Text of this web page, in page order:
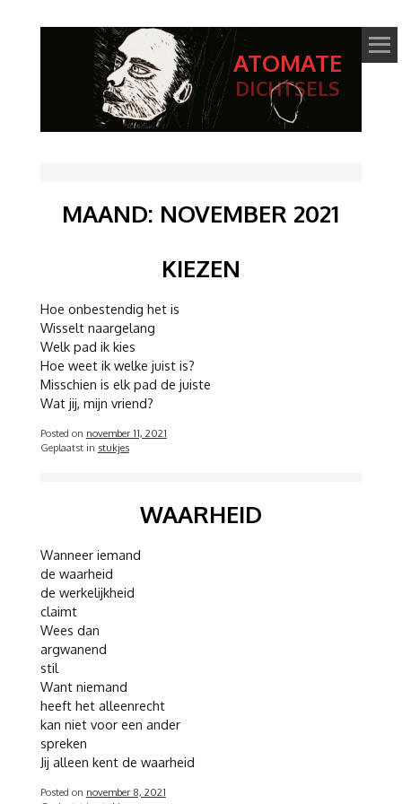
ATOMATE
DICHTSELS
MAAND: NOVEMBER 2021
KIEZEN
Hoe onbestendig het is
Wisselt naargelang
Welk pad ik kies
Hoe weet ik welke juist is?
Misschien is elk pad de juiste
Wat jij, mijn vriend?
Posted on november 11, 2021
Geplaatst in stukjes
WAARHEID
Wanneer iemand
de waarheid
de werkelijkheid
claimt
Wees dan
argwanend
stil
Want niemand
heeft het alleenrecht
kan niet voor een ander
spreken
Jij alleen kent de waarheid
Posted on november 8, 2021